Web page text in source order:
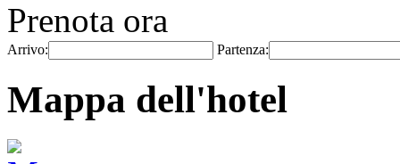
Prenota ora
Arrivo: Partenza:
Mappa dell'hotel